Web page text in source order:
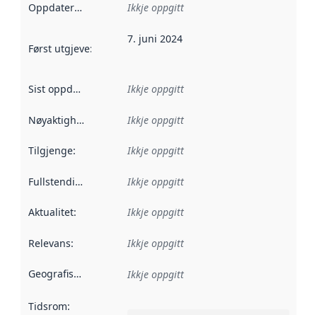
Oppdateringsfrekvens :
Ikkje oppgitt
Først utgjeve: Denne datoen seier når dataa i dette
7. juni 2024
Sist oppdatert Ikkje oppgitt
Nøyaktigheit Ikkje oppgitt
Tilgjenge: Ikkje oppgitt
Fullstendigheit Ikkje oppgitt
Aktualitet: Ikkje oppgitt
Relevans: Ikkje oppgitt
Geografisk område Ikkje oppgitt
Tidsrom: